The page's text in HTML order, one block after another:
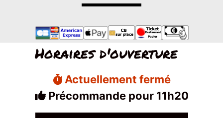
Horaires d'ouverture
Actuellement fermé
Précommande pour 11h20